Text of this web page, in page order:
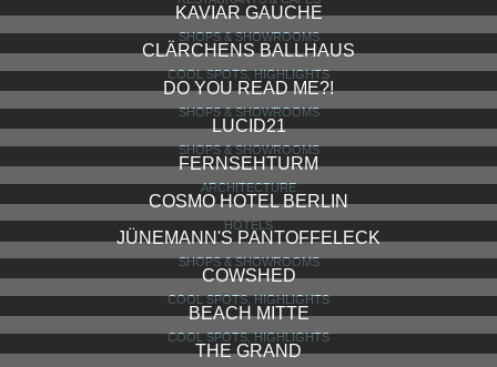
KAVIAR GAUCHE
SHOPS & SHOWROOMS
CLÄRCHENS BALLHAUS
COOL SPOTS, HIGHLIGHTS
DO YOU READ ME?!
SHOPS & SHOWROOMS
LUCID21
SHOPS & SHOWROOMS
FERNSEHTURM
ARCHITECTURE
COSMO HOTEL BERLIN
HOTELS
JÜNEMANN'S PANTOFFELECK
SHOPS & SHOWROOMS
COWSHED
COOL SPOTS, HIGHLIGHTS
BEACH MITTE
COOL SPOTS, HIGHLIGHTS
THE GRAND